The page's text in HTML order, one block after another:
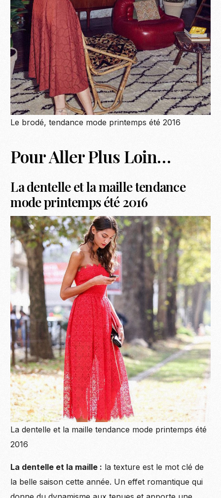
Le brodé, tendance mode printemps été 2016
Pour Aller Plus Loin…
La dentelle et la maille tendance
mode printemps été 2016
La dentelle et la maille tendance mode printemps été
2016
La dentelle et la maille : la texture est le mot clé de
la belle saison cette année. Un effet romantique qui
Become